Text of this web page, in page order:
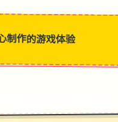
制作的游戏体验